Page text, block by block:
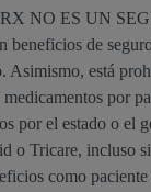
NO ES UN
beneficios de
Asimismo, está
por
por el estado o el
o Tricare, incluso
como